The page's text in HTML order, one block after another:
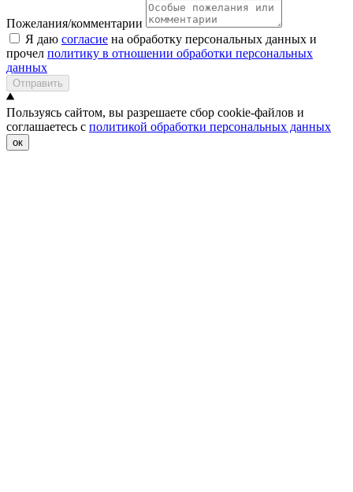
Пожелания/комментарии
Я даю согласие на обработку персональных данных и
прочел политику в отношении обработки персональных
данных
Отправить
Пользуясь сайтом, вы разрешаете сбор cookie-файлов и
соглашаетесь с политикой обработки персональных данных
ок